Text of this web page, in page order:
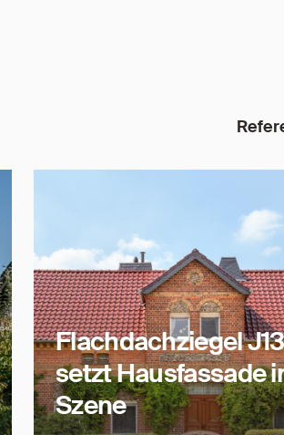
Flachdachziegel
setzt Hausfassade
Szene